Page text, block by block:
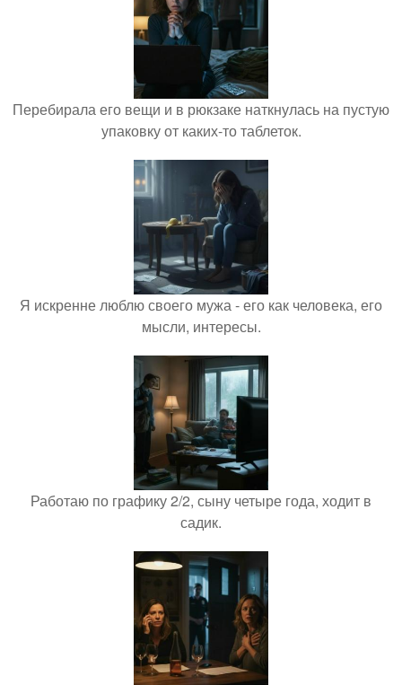
Перебирала его вещи и в рюкзаке наткнулась на пустую
упаковку от каких-то таблеток.
Я искренне люблю своего мужа - его как человека, его
мысли, интересы.
Работаю по графику 2/2, сыну четыре года, ходит в
садик.